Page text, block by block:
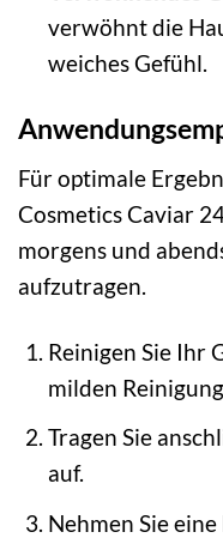
verwöhnt die
weiches Gefühl.
Für optimale
Cosmetics Caviar
morgens und
aufzutragen.
Reinigen Sie Ihr
milden
Tragen Sie
auf.
Nehmen Sie